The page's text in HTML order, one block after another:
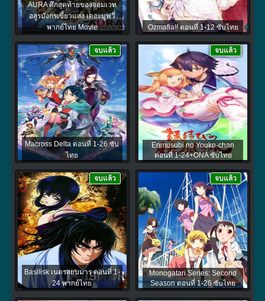
AURA ศึกสุดท้ายของจอมเวท
อสูรมังกรเขี้ยวแสง เดอะมูฟวี่
พากย์ไทย Movie
Ozmafia!! ตอนที่ 1-12 ซับไทย
Macross Delta ตอนที่ 1-26 ซับ
ไทย
จบแล้ว
Enmusubi no Youko-chan
ตอนที่ 1-24+ONA ซับไทย
จบแล้ว
Basilisk เนตรสยบมาร ตอนที่ 1-
24 พากย์ไทย
จบแล้ว
Monogatari Series: Second
Season ตอนที่ 1-26 ซับไทย
จบแล้ว